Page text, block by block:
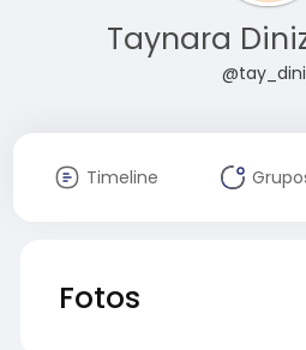
Taynara
Timeline
Fotos